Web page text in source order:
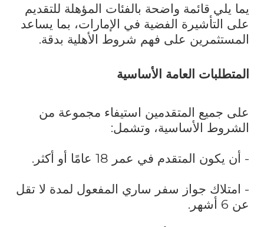
يما يلي قائمة واضحة بالفئات المؤهلة للتقديم
على التأشيرة الفضية في الإمارات، بما يساعد
المستثمرين على فهم شروط الأهلية بدقة.
المتطلبات العامة الأساسية
على جميع المتقدمين استيفاء مجموعة من
الشروط الأساسية، وتشمل:
- أن يكون المتقدم في عمر 18 عامًا أو أكثر.
- امتلاك جواز سفر ساري المفعول لمدة لا تقل
عن 6 أشهر.